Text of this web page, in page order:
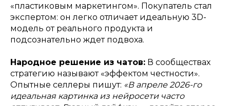
«пластиковым маркетингом». Покупатель стал
экспертом: он легко отличает идеальную 3D-
модель от реального продукта и
подсознательно ждет подвоха.
Народное решение из чатов: В сообществах
стратегию называют «эффектом честности».
Опытные селлеры пишут: «В апреле 2026-го
идеальная картинка из нейросети часто